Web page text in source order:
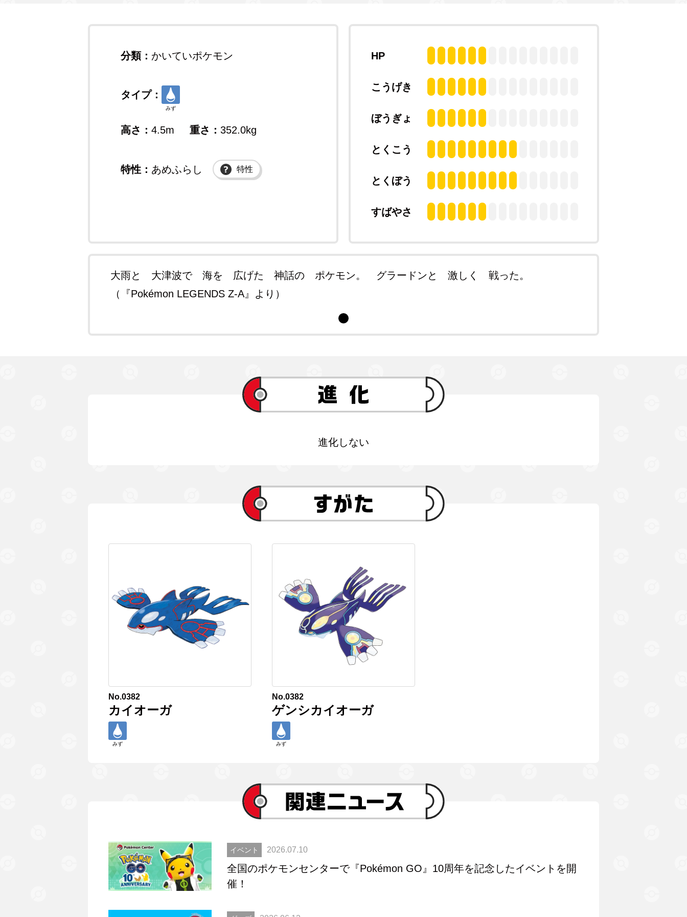
分類： かいていポケモン
タイプ：
みず
高さ： 4.5m 重さ： 352.0kg
特性： あめふらし 特性
大雨と 大津波で 海を 広げた 神話の ポケモン。 グラードンと 激しく 戦った。
（『Pokémon LEGENDS Z-A』より）
HP
こうげき
ぼうぎょ
とくこう
とくぼう
すばやさ
進化しない
No.0382
カイオーガ
みず
No.0382
ゲンシカイオーガ
みず
イベント 2026.07.10
全国のポケモンセンターで『Pokémon GO』10周年を記念したイベントを開
催！